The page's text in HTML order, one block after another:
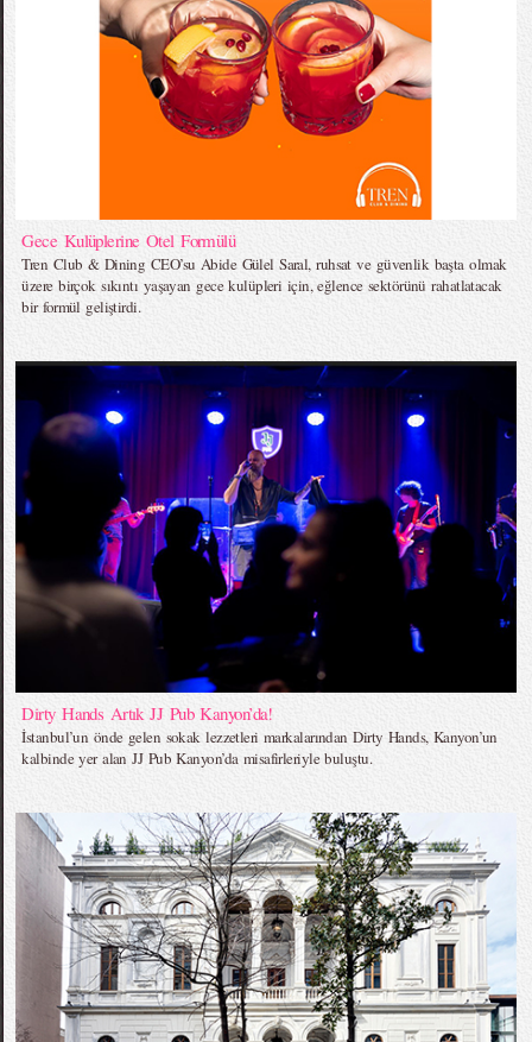
Gece Kulüplerine Otel Formülü
Tren Club & Dining CEO’su Abide Gülel Saral, ruhsat ve güvenlik başta olmak
üzere birçok sıkıntı yaşayan gece kulüpleri için, eğlence sektörünü rahatlatacak
bir formül geliştirdi.
Dirty Hands Artık JJ Pub Kanyon’da!
İstanbul’un önde gelen sokak lezzetleri markalarından Dirty Hands, Kanyon’un
kalbinde yer alan JJ Pub Kanyon’da misafirleriyle buluştu.